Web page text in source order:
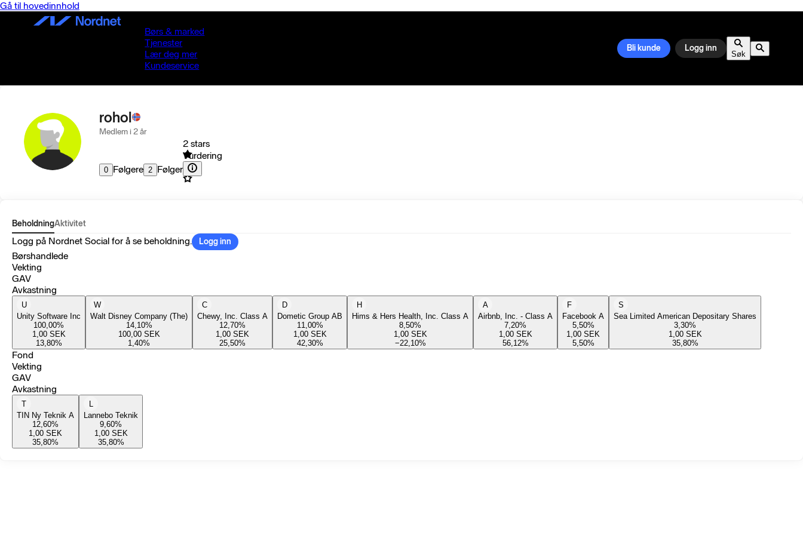
Gå til hovedinnhold
Børs & marked
Tjenester
Lær deg mer
Kundeservice
Bli kunde Logg inn
Søk
rohol
Medlem i 2 år
0 Følgere 2 Følger
2 stars
Vurdering
BeholdningAktivitet
Logg på Nordnet Social for å se beholdning. Logg inn
Børshandlede
Vekting
GAV
Avkastning
U
Unity Software Inc
100,00%
1,00 SEK
13,80%
W
Walt Disney Company (The)
14,10%
100,00 SEK
1,40%
C
Chewy, Inc. Class A
12,70%
1,00 SEK
25,50%
D
Dometic Group AB
11,00%
1,00 SEK
42,30%
H
Hims & Hers Health, Inc. Class A
8,50%
1,00 SEK
−22,10%
A
Airbnb, Inc. - Class A
7,20%
1,00 SEK
56,12%
F
Facebook A
5,50%
1,00 SEK
5,50%
S
Sea Limited American Depositary Shares
3,30%
1,00 SEK
35,80%
Fond
Vekting
GAV
Avkastning
T
TIN Ny Teknik A
12,60%
1,00 SEK
35,80%
L
Lannebo Teknik
9,60%
1,00 SEK
35,80%